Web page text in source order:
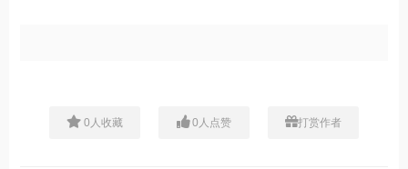
0 人收藏 0 人点赞 打赏作者